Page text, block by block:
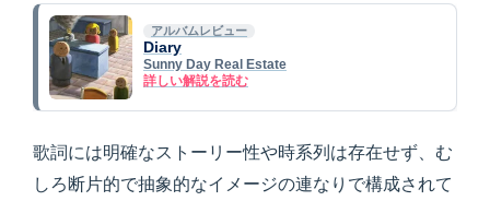
アルバムレビュー
Diary
Sunny Day Real Estate
詳しい解説を読む
歌詞には明確なストーリー性や時系列は存在せず、む
しろ断片的で抽象的なイメージの連なりで構成されて